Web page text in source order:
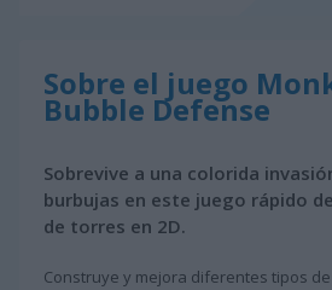
Sobre el juego
Bubble Defense
Sobrevive a una colorida
burbujas en este juego rápido
de torres en 2D.
Construye y mejora diferentes tipos